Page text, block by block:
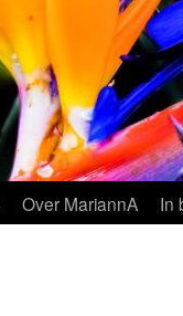
Over MariannA In